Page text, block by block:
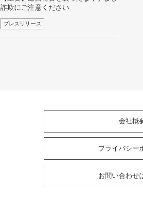
詐欺にご注意ください
プレスリリース
会社概
プライバシー
お問い合わせ